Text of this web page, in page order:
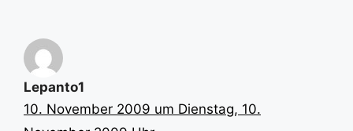
Lepanto1
10. November 2009 um Dienstag, 10.